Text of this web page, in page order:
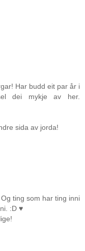
Har budd eit par år i
dei mykje av her.
sida av jorda!
ting som har ting inni
:D ♥